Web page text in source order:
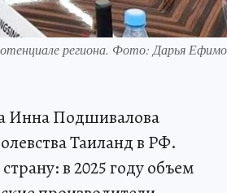
региона. Фото: Дарья
Инна Подшивалова
Таиланд в РФ.
в 2025 году объем